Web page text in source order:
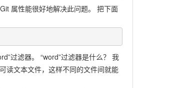
属性能很好地解决此问题。 把下面
过滤器。 “word”过滤器是什么？ 我
读文本文件，这样不同的文件间就能